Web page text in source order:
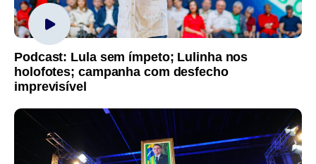
Podcast: Lula sem ímpeto; Lulinha nos
holofotes; campanha com desfecho
imprevisível